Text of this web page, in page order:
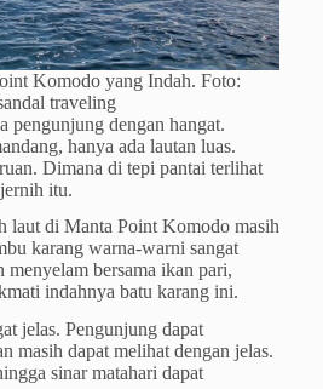
Komodo yang Indah. Foto:
traveling
pengunjung dengan hangat.
hanya ada lautan luas.
Dimana di tepi pantai terlihat
itu.
laut di Manta Point Komodo masih
karang warna-warni sangat
bersama ikan pari,
indahnya batu karang ini.
jelas. Pengunjung dapat
masih dapat melihat dengan jelas.
sinar matahari dapat